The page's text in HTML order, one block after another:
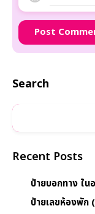
Search
Recent Posts
ป้ายบอกทาง ใ
ป้ายเลขห้องพั